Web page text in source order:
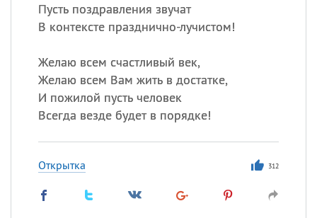
Пусть поздравления звучат
В контексте празднично-лучистом!
Желаю всем счастливый век,
Желаю всем Вам жить в достатке,
И пожилой пусть человек
Всегда везде будет в порядке!
Открытка 312